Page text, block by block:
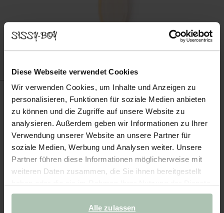
Diese Webseite verwendet Cookies
Wir verwenden Cookies, um Inhalte und Anzeigen zu
personalisieren, Funktionen für soziale Medien anbieten
zu können und die Zugriffe auf unsere Website zu
analysieren. Außerdem geben wir Informationen zu Ihrer
Verwendung unserer Website an unsere Partner für
soziale Medien, Werbung und Analysen weiter. Unsere
Partner führen diese Informationen möglicherweise mit
weiteren Daten zusammen, die Sie ihnen bereitgestellt
gesammelt haben.
Alle zulassen
Domus & Design Resinlöffel - weiß
Ausgewählte Größe: Onesize
Lieferung in: 1–2 Arbeitstagen
IN DEN WARENKORB